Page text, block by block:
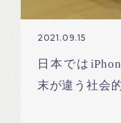
2021.09.15
日本では
末が違う社会